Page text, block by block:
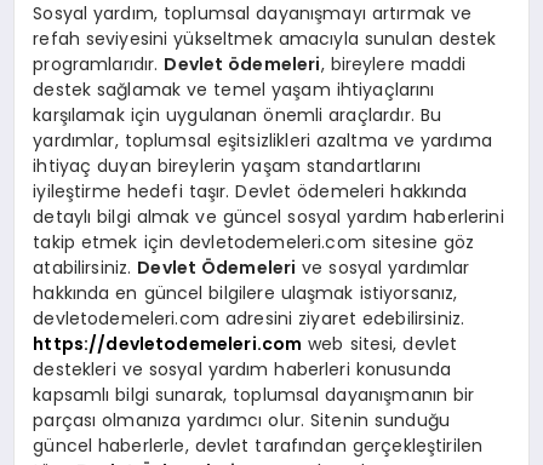
Sosyal yardım, toplumsal dayanışmayı artırmak ve
refah seviyesini yükseltmek amacıyla sunulan destek
programlarıdır. Devlet ödemeleri, bireylere maddi
destek sağlamak ve temel yaşam ihtiyaçlarını
karşılamak için uygulanan önemli araçlardır. Bu
yardımlar, toplumsal eşitsizlikleri azaltma ve yardıma
ihtiyaç duyan bireylerin yaşam standartlarını
iyileştirme hedefi taşır. Devlet ödemeleri hakkında
detaylı bilgi almak ve güncel sosyal yardım haberlerini
takip etmek için devletodemeleri.com sitesine göz
atabilirsiniz. Devlet Ödemeleri ve sosyal yardımlar
hakkında en güncel bilgilere ulaşmak istiyorsanız,
devletodemeleri.com adresini ziyaret edebilirsiniz.
https://devletodemeleri.com web sitesi, devlet
destekleri ve sosyal yardım haberleri konusunda
kapsamlı bilgi sunarak, toplumsal dayanışmanın bir
parçası olmanıza yardımcı olur. Sitenin sunduğu
güncel haberlerle, devlet tarafından gerçekleştirilen